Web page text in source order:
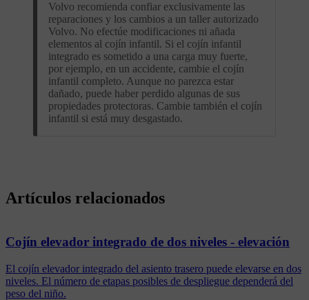
Volvo recomienda confiar exclusivamente las
reparaciones y los cambios a un taller autorizado
Volvo. No efectúe modificaciones ni añada
elementos al cojín infantil. Si el cojín infantil
integrado es sometido a una carga muy fuerte,
por ejemplo, en un accidente, cambie el cojín
infantil completo. Aunque no parezca estar
dañado, puede haber perdido algunas de sus
propiedades protectoras. Cambie también el cojín
infantil si está muy desgastado.
Artículos relacionados
Cojín elevador integrado de dos niveles - elevación
El cojín elevador integrado del asiento trasero puede elevarse en dos
niveles. El número de etapas posibles de despliegue dependerá del
peso del niño.